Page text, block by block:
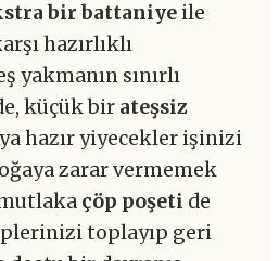
bir battaniyeile
hazırlıklı
yakmanın sınırlı
küçük bir ateşsiz
hazır yiyecekler işinizi
zarar vermemek
çöp poşeti de
toplayıp geri